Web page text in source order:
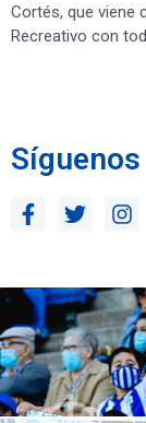
Cortés, que viene
Recreativo con
Síguenos